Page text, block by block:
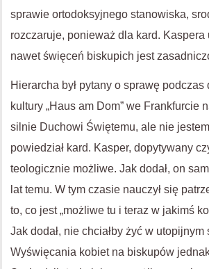
sprawie ortodoksyjnego stanowiska,
rozczaruje, ponieważ dla kard.
nawet święceń biskupich jest
Hierarcha był pytany o sprawę
kultury „Haus am Dom” we Frankfurcie
silnie Duchowi Świętemu, ale nie
powiedział kard. Kasper, dopytywany
teologicznie możliwe. Jak dodał, on
lat temu. W tym czasie nauczył się
to, co jest „możliwe tu i teraz w jakimś
Jak dodał, nie chciałby żyć w utopijnym
Wyświęcania kobiet na biskupów